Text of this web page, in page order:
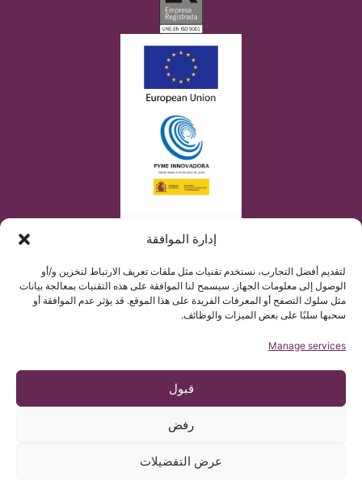
إدارة الموافقة
لتقديم أفضل التجارب، نستخدم تقنيات مثل ملفات تعريف الارتباط لتخزين و/أو
الوصول إلى معلومات الجهاز. سيسمح لنا الموافقة على هذه التقنيات بمعالجة بيانات
مثل سلوك التصفح أو المعرفات الفريدة على هذا الموقع. قد يؤثر عدم الموافقة أو
سحبها سلبًا على بعض الميزات والوظائف.
Manage services
قبول
رفض
عرض التفضيلات
محتوى هذا الموقع هو ترجمة غير رسمية للنص الأصلي الموجود في